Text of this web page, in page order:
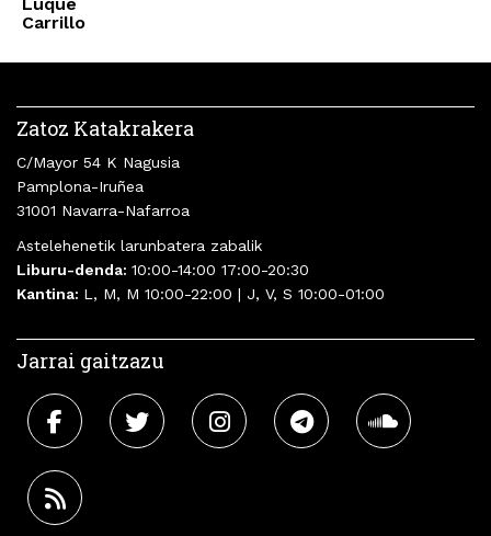
Carrillo
Zatoz Katakrakera
C/Mayor 54 K Nagusia
Pamplona-Iruñea
31001 Navarra-Nafarroa
Astelehenetik larunbatera zabalik
Liburu-denda: 10:00-14:00 17:00-20:30
Kantina: L, M, M 10:00-22:00 | J, V, S 10:00-01:00
Jarrai gaitzazu